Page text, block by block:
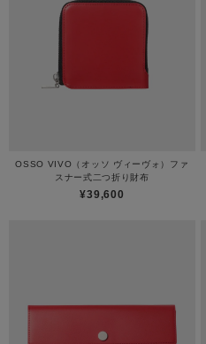
OSSO VIVO（オッソ ヴィーヴォ）ファ
スナー式二つ折り財布
¥39,600